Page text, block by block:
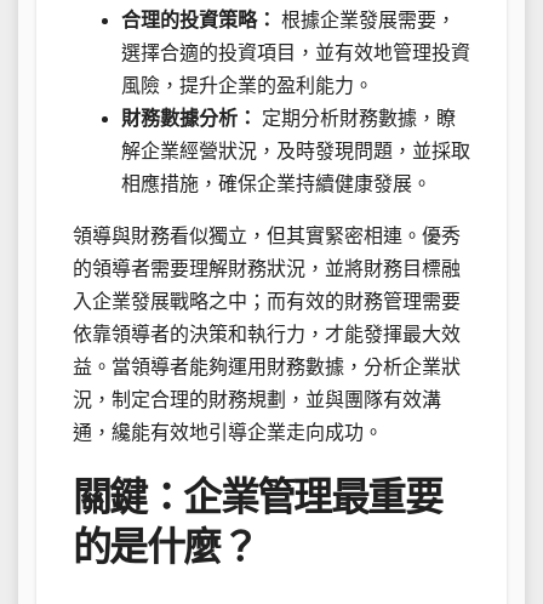
合理的投資策略： 根據企業發展需要，
選擇合適的投資項目，並有效地管理投資
風險，提升企業的盈利能力。
財務數據分析：
定期分析財務數據，瞭
解企業經營狀況，及時發現問題，並採取
相應措施，確保企業持續健康發展。
領導與財務看似獨立，但其實緊密相連。優秀
的領導者需要理解財務狀況，並將財務目標融
入企業發展戰略之中；而有效的財務管理需要
依靠領導者的決策和執行力，才能發揮最大效
益。當領導者能夠運用財務數據，分析企業狀
況，制定合理的財務規劃，並與團隊有效溝
通，纔能有效地引導企業走向成功。
關鍵：企業管理最重要
的是什麼？